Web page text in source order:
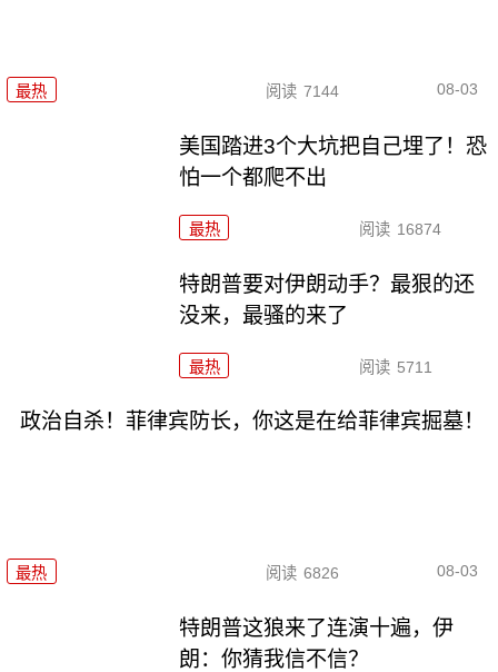
最热 阅读 7144 08-03
美国踏进3个大坑把自己埋了！恐
怕一个都爬不出
最热 阅读 16874
特朗普要对伊朗动手？最狠的还
没来，最骚的来了
最热 阅读 5711
政治自杀！菲律宾防长，你这是在给菲律宾掘墓！
最热 阅读 6826 08-03
特朗普这狼来了连演十遍，伊
朗：你猜我信不信？